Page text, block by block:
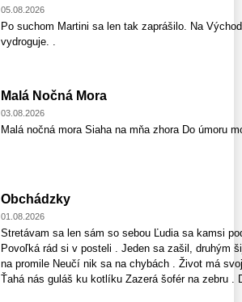
05.08.2026
Po suchom Martini sa len tak zaprášilo. Na
vydroguje. .
Malá Nočná Mora
03.08.2026
Malá nočná mora Siaha na mňa zhora Do úmoru
Obchádzky
01.08.2026
Stretávam sa len sám so sebou Ľudia sa kamsi
Povoľká rád si v posteli . Jeden sa zašil, druhým
na promile Neučí nik sa na chybách . Život má
Ťahá nás guláš ku kotlíku Zazerá šofér na zebru .